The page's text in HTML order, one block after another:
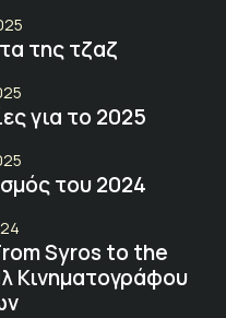
της τζαζ
για το 2025
του 2024
Syros to the
Κινηματογράφου